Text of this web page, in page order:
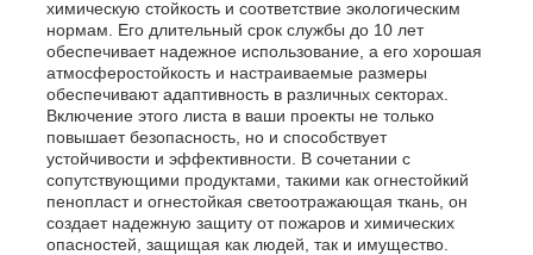
химическую стойкость и соответствие экологическим
нормам. Его длительный срок службы до 10 лет
обеспечивает надежное использование, а его хорошая
атмосферостойкость и настраиваемые размеры
обеспечивают адаптивность в различных секторах.
Включение этого листа в ваши проекты не только
повышает безопасность, но и способствует
устойчивости и эффективности. В сочетании с
сопутствующими продуктами, такими как огнестойкий
пенопласт и огнестойкая светоотражающая ткань, он
создает надежную защиту от пожаров и химических
опасностей, защищая как людей, так и имущество.